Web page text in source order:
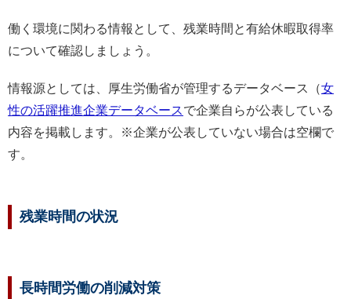
働く環境に関わる情報として、残業時間と有給休暇取得率
について確認しましょう。
情報源としては、厚生労働省が管理するデータベース（女
性の活躍推進企業データベースで企業自らが公表している
内容を掲載します。※企業が公表していない場合は空欄で
す。
残業時間の状況
長時間労働の削減対策